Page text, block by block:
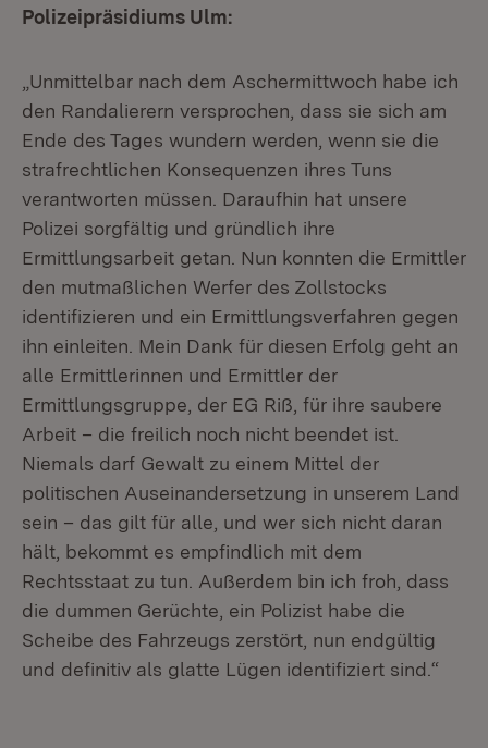
Polizeipräsidiums Ulm:
„Unmittelbar nach dem Aschermittwoch habe ich
den Randalierern versprochen, dass sie sich am
Ende des Tages wundern werden, wenn sie die
strafrechtlichen Konsequenzen ihres Tuns
verantworten müssen. Daraufhin hat unsere
Polizei sorgfältig und gründlich ihre
Ermittlungsarbeit getan. Nun konnten die Ermittler
den mutmaßlichen Werfer des Zollstocks
identifizieren und ein Ermittlungsverfahren gegen
ihn einleiten. Mein Dank für diesen Erfolg geht an
alle Ermittlerinnen und Ermittler der
Ermittlungsgruppe, der EG Riß, für ihre saubere
Arbeit – die freilich noch nicht beendet ist.
Niemals darf Gewalt zu einem Mittel der
politischen Auseinandersetzung in unserem Land
sein – das gilt für alle, und wer sich nicht daran
hält, bekommt es empfindlich mit dem
Rechtsstaat zu tun. Außerdem bin ich froh, dass
die dummen Gerüchte, ein Polizist habe die
Scheibe des Fahrzeugs zerstört, nun endgültig
und definitiv als glatte Lügen identifiziert sind.“